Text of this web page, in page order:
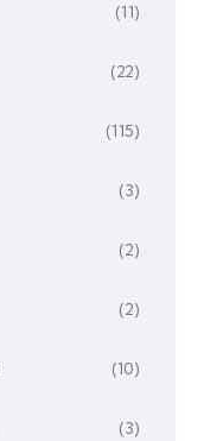
(11)
(22)
(115)
(3)
(2)
(2)
(10)
(3)